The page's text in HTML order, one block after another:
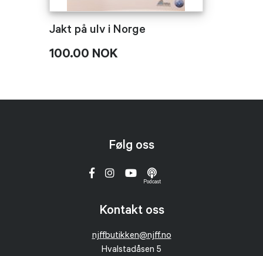
Jakt på ulv i Norge
100.00 NOK
Følg oss
Podcast
Kontakt oss
njffbutikken@njff.no
Hvalstadåsen 5